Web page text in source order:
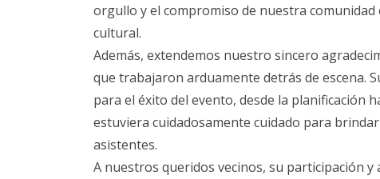
orgullo y el compromiso de nuestra
cultural.
Además, extendemos nuestro sincero
que trabajaron arduamente detrás de escena.
para el éxito del evento, desde la planificación
estuviera cuidadosamente cuidado para
asistentes.
A nuestros queridos vecinos, su participación